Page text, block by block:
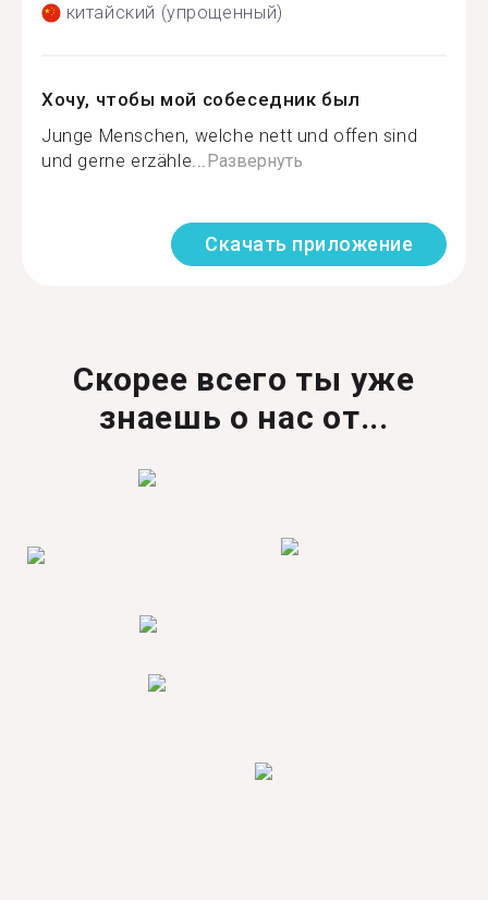
китайский (упрощенный)
Хочу, чтобы мой собеседник был
Junge Menschen, welche nett und offen sind
und gerne erzähle...Развернуть
Скачать приложение
Скорее всего ты уже
знаешь о нас от...